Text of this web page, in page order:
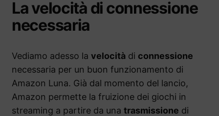
La velocità di connessione
necessaria
Vediamo adesso la velocità di connessione
necessaria per un buon funzionamento di
Amazon Luna. Già dal momento del lancio,
Amazon permette la fruizione dei giochi in
streaming a partire da una trasmissione di